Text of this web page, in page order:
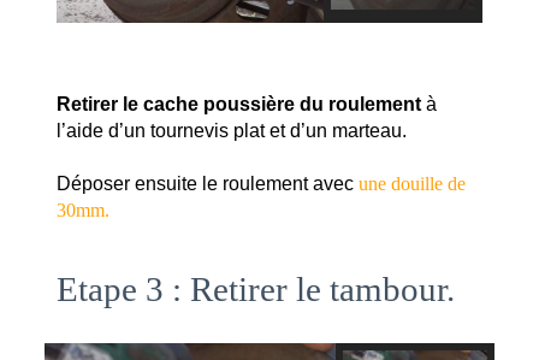
Retirer le cache poussière du roulement à
l’aide d’un tournevis plat et d’un marteau.
Déposer ensuite le roulement avec une douille de
30mm.
Etape 3 : Retirer le tambour.